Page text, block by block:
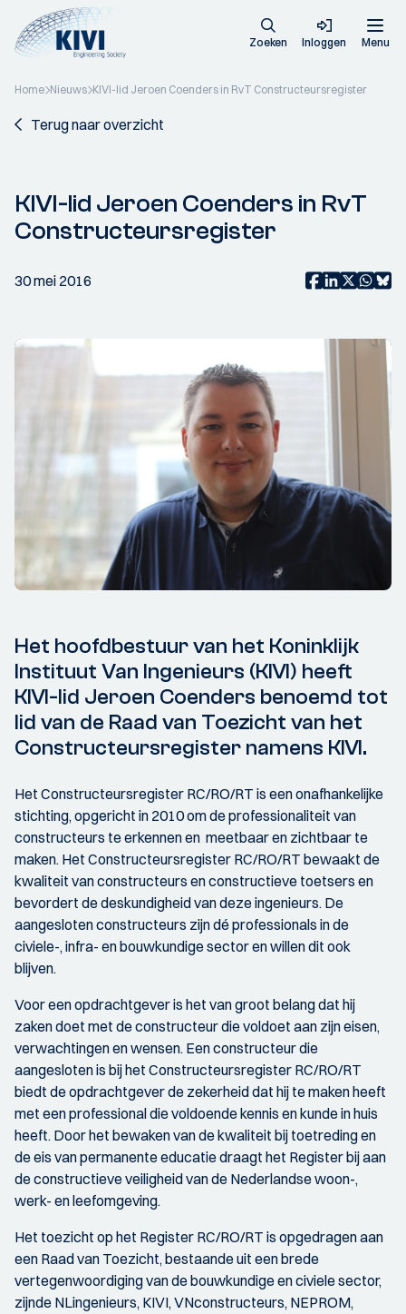
Zoeken Inloggen Menu
Home Nieuws KIVI-lid Jeroen Coenders in RvT Constructeursregister
Terug naar overzicht
KIVI-lid Jeroen Coenders in RvT
Constructeursregister
30 mei 2016
Het hoofdbestuur van het Koninklijk
Instituut Van Ingenieurs (KIVI) heeft
KIVI-lid Jeroen Coenders benoemd tot
lid van de Raad van Toezicht van het
Constructeursregister namens KIVI.
Het Constructeursregister RC/RO/RT is een onafhankelijke
stichting, opgericht in 2010 om de professionaliteit van
constructeurs te erkennen en meetbaar en zichtbaar te
maken. Het Constructeursregister RC/RO/RT bewaakt de
kwaliteit van constructeurs en constructieve toetsers en
bevordert de deskundigheid van deze ingenieurs. De
aangesloten constructeurs zijn dé professionals in de
civiele-, infra- en bouwkundige sector en willen dit ook
blijven.
Voor een opdrachtgever is het van groot belang dat hij
zaken doet met de constructeur die voldoet aan zijn eisen,
verwachtingen en wensen. Een constructeur die
aangesloten is bij het Constructeursregister RC/RO/RT
biedt de opdrachtgever de zekerheid dat hij te maken heeft
met een professional die voldoende kennis en kunde in huis
heeft. Door het bewaken van de kwaliteit bij toetreding en
de eis van permanente educatie draagt het Register bij aan
de constructieve veiligheid van de Nederlandse woon-,
werk- en leefomgeving.
Het toezicht op het Register RC/RO/RT is opgedragen aan
een Raad van Toezicht, bestaande uit een brede
vertegenwoordiging van de bouwkundige en civiele sector,
zijnde NLingenieurs, KIVI, VNconstructeurs, NEPROM,